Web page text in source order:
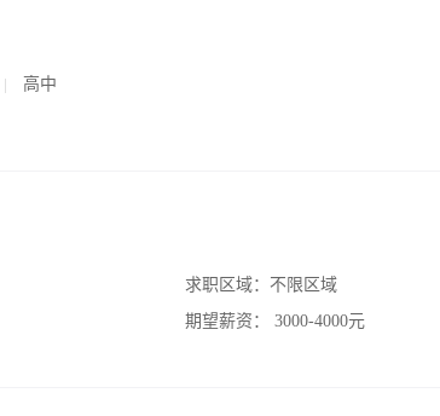
高中
求职区域： 不限区域
期望薪资：
3000-4000元